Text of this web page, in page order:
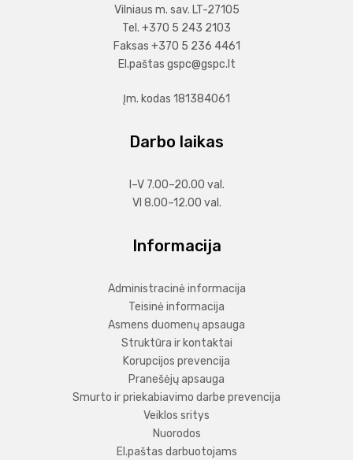
Vilniaus m. sav. LT-27105
Tel. +370 5 243 2103
Faksas +370 5 236 4461
El.paštas gspc@gspc.lt
Įm. kodas 181384061
Darbo laikas
I–V 7.00–20.00 val.
VI 8.00–12.00 val.
Informacija
Administracinė informacija
Teisinė informacija
Asmens duomenų apsauga
Struktūra ir kontaktai
Korupcijos prevencija
Pranešėjų apsauga
Smurto ir priekabiavimo darbe prevencija
Veiklos sritys
Nuorodos
El.paštas darbuotojams